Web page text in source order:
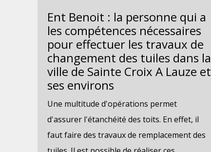
Ent Benoit : la personne qui a
les compétences nécessaires
pour effectuer les travaux de
changement des tuiles dans la
ville de Sainte Croix A Lauze et
ses environs
Une multitude d'opérations permet
d'assurer l'étanchéité des toits. En effet, il
faut faire des travaux de remplacement des